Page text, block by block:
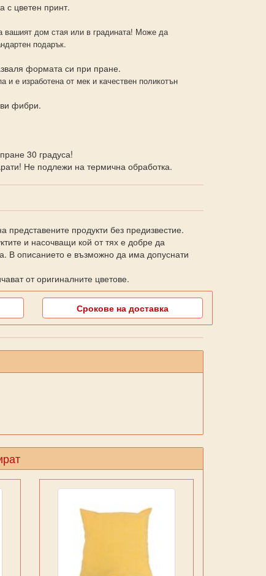
с цветен принт.
вашият дом стая или в градината! Може да
подарък.
формата си при пране.
и е изработена от мек и качествен поликотън
фибри.
30 градуса!
Не подлежи на термична обработка.
продукти без предизвестие.
и насочващи кой от тях е добре да
В описанието е възможно да има допуснати
от оригиналните цветове.
Срокове на доставка